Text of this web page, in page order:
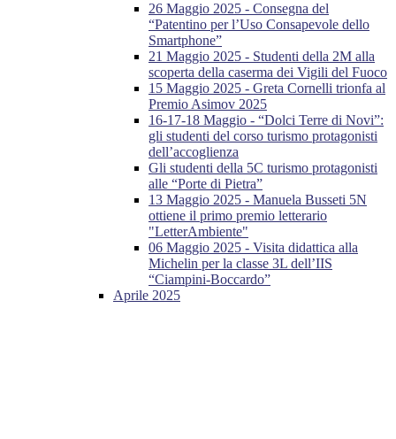
26 Maggio 2025 - Consegna del
“Patentino per l’Uso Consapevole dello
Smartphone”
21 Maggio 2025 - Studenti della 2M alla
scoperta della caserma dei Vigili del Fuoco
15 Maggio 2025 - Greta Cornelli trionfa al
Premio Asimov 2025
16-17-18 Maggio - “Dolci Terre di Novi”:
gli studenti del corso turismo protagonisti
dell’accoglienza
Gli studenti della 5C turismo protagonisti
alle “Porte di Pietra”
13 Maggio 2025 - Manuela Busseti 5N
ottiene il primo premio letterario
"LetterAmbiente"
06 Maggio 2025 - Visita didattica alla
Michelin per la classe 3L dell’IIS
“Ciampini-Boccardo”
Aprile 2025